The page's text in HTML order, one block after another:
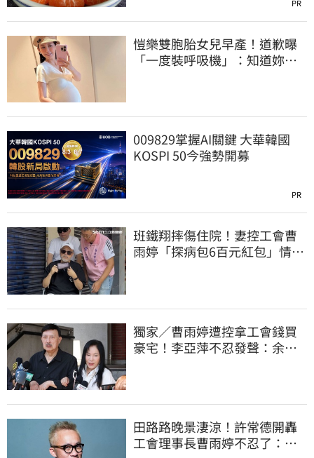
PR
愷樂雙胞胎女兒早產！道歉曝
「一度裝呼吸機」：知道妳們
009829掌握AI關鍵 大華韓國
KOSPI 50今強勢開募
PR
班鐵翔摔傷住院！妻控工會曹
雨婷「探病包6百元紅包」情
獨家／曹雨婷遭控拿工會錢買
豪宅！李亞萍不忍發聲：余天
田路路晚景淒涼！許常德開轟
工會理事長曹雨婷不忍了：別